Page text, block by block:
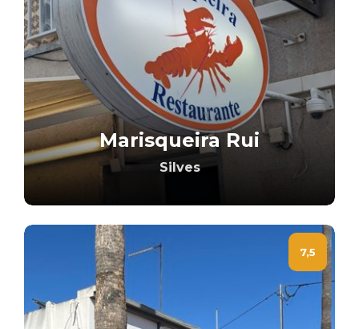
Marisqueira Rui
Silves
7,5